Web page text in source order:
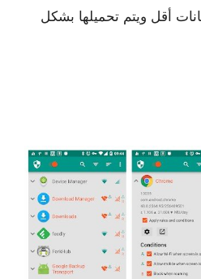
أقل ويتم تحميلها بشكل